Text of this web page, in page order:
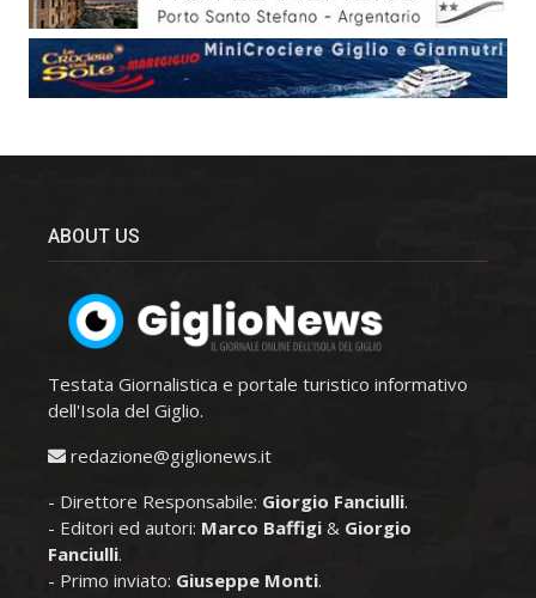
ABOUT US
Testata Giornalistica e portale turistico informativo
dell'Isola del Giglio.
redazione@giglionews.it
- Direttore Responsabile: Giorgio Fanciulli.
- Editori ed autori: Marco Baffigi & Giorgio
Fanciulli.
- Primo inviato: Giuseppe Monti.